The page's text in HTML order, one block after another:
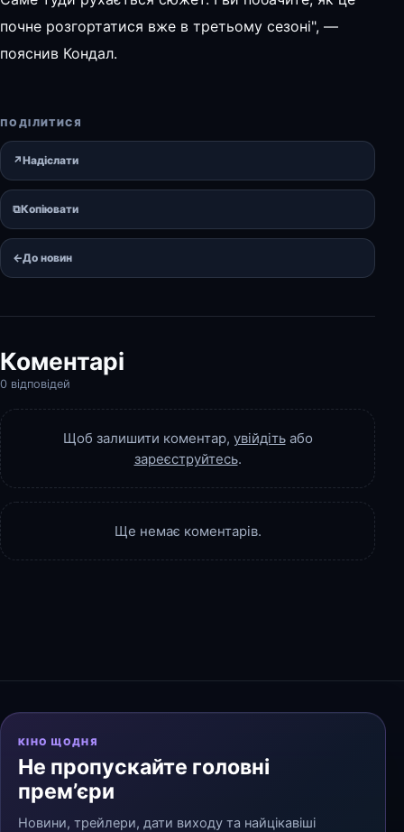
почне розгортатися вже в третьому сезоні", —
пояснив Кондал.
ПОДІЛИТИСЯ
↗Надіслати
⧉Копіювати
←До новин
Коментарі
0 відповідей
Щоб залишити коментар, увійдітьабо
зареєструйтесь.
Ще немає коментарів.
КІНО ЩОДНЯ
Не пропускайте головні
прем’єри
Новини, трейлери, дати виходу та найцікавіші